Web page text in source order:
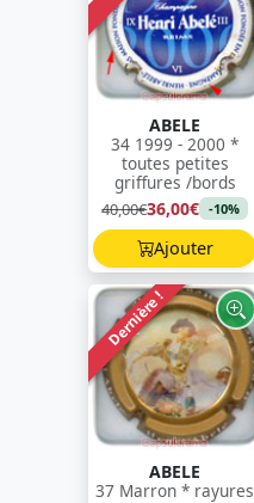
ABELE
34 1999 - 2000 *
toutes petites
griffures /bords
40,00€36,00€ -10%
Ajouter
Dernière !
ABELE
37 Marron * rayures